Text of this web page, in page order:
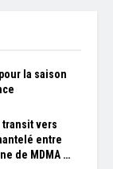
la saison
transit vers
entre
de MDMA …